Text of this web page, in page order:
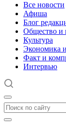
Все новости
Афиша
Блог
Общество и
Культура
Экономика
Факт и
Интервью